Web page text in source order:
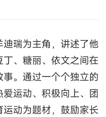
瑞为主角，讲述了他
、糖丽、依文之间在
。通过一个个独立的
运动、积极向上、团
动为题材，鼓励家长